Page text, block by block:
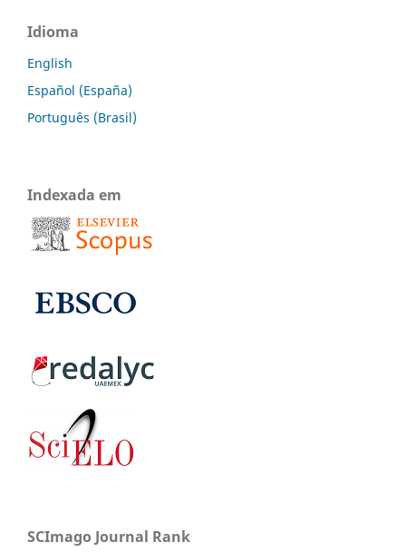
Idioma
English
Español (España)
Português (Brasil)
Indexada em
SCImago Journal Rank